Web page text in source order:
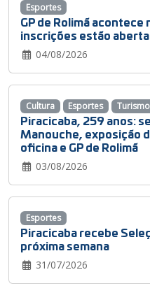
GP de Rolimã
inscrições estão
04/08/2026
Esportes
Piracicaba, 259 anos:
Manouche, exposição
oficina e GP de Rolimã
03/08/2026
Cultura Esportes Turismo
Piracicaba recebe
próxima semana
31/07/2026
Esportes